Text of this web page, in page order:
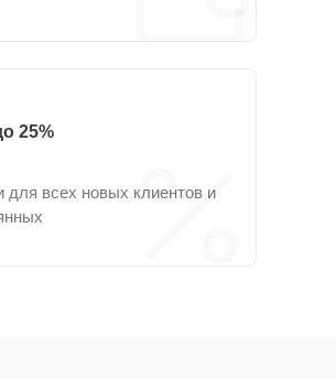
25%
для всех новых клиентов и